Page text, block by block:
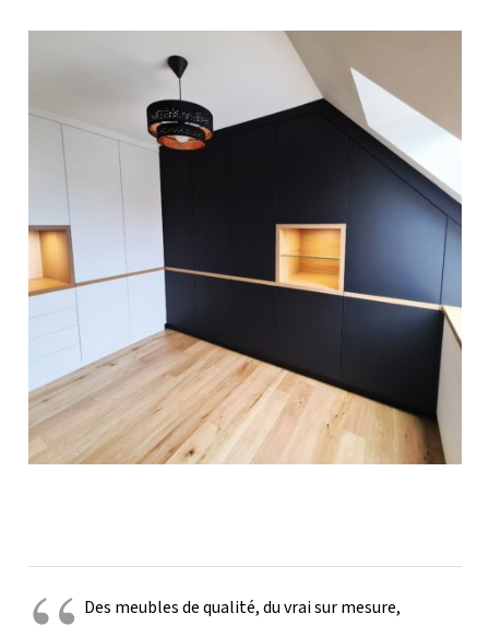
Des meubles de qualité, du vrai sur mesure,